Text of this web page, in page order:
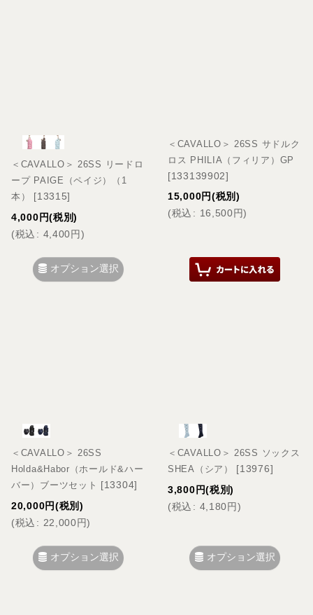
＜CAVALLO＞ 26SS リードロ
ープ PAIGE（ペイジ）（1
本）
[13315]
4,000円(税別)
(税込 : 4,400円)
オプション選択
＜CAVALLO＞ 26SS サドルク
ロス PHILIA（フィリア）GP
[133139902]
15,000円(税別)
(税込 : 16,500円)
＜CAVALLO＞ 26SS
Holda&Habor（ホールド&ハー
バー）ブーツセット [13304]
20,000円(税別)
(税込 : 22,000円)
オプション選択
＜CAVALLO＞ 26SS ソックス
SHEA（シア）
[13976]
3,800 円(税別)
(税込 : 4,180円)
オプション選択